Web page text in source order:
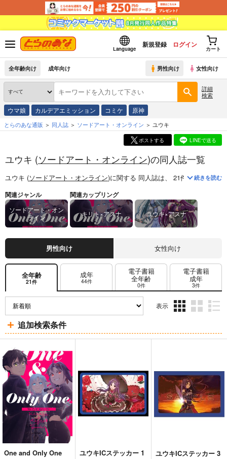
Language
新規登録 ログイン
カート
全年齢向け 成年向け 男性向け 女性向け
詳細
検索
ウマ娘 カルデアエミッション コミケ 原神
とらのあな通販 同人誌 ソードアート・オンライン ユウキ
ポストする LINEで送る
ユウキ (ソードアート・オンライン)の同人誌一覧
ユウキ (ソードアート・オンライン)に関する 同人誌は、 21件お取り扱い
続きを読む
関連ジャンル
ソードアート・オン
ライン
関連カップリング
キリト×アスナ ユウキ×アスナ
男性向け 女性向け
全年齢
21件
成年
44件
電子書籍
全年齢
0件
電子書籍
成年
3件
表示
ム
表
ム
表
ム
表
追加検索条件
One and Only One
ユウキICステッカー 1
ユウキICステッカー 3